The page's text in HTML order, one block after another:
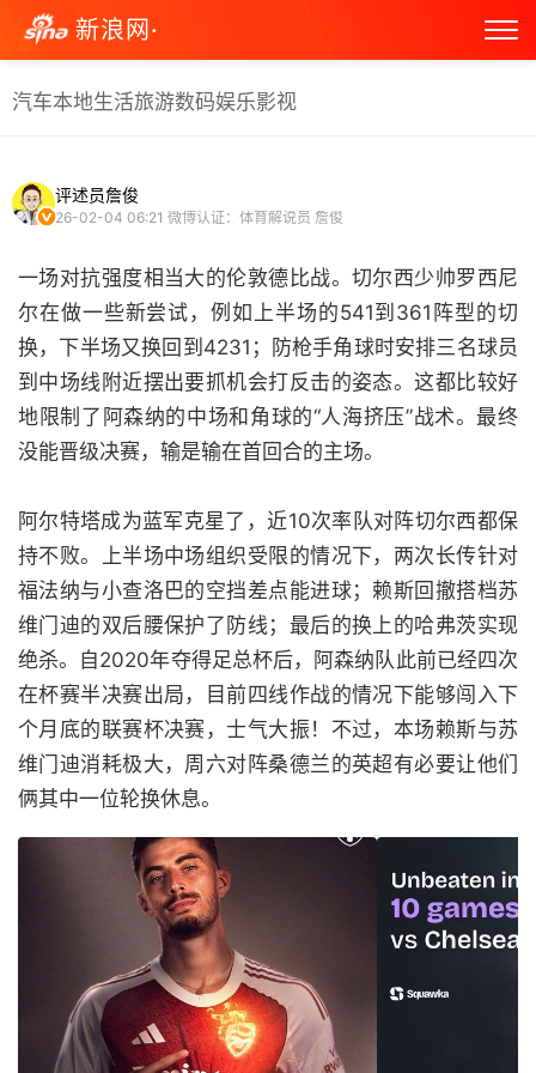
新浪网·
汽车本地生活旅游数码娱乐影视
评述员詹俊
26-02-04 06:21 微博认证：体育解说员 詹俊
一场对抗强度相当大的伦敦德比战。切尔西少帅罗西尼
尔在做一些新尝试，例如上半场的541到361阵型的切
换，下半场又换回到4231；防枪手角球时安排三名球员
到中场线附近摆出要抓机会打反击的姿态。这都比较好
地限制了阿森纳的中场和角球的“人海挤压”战术。最终
没能晋级决赛，输是输在首回合的主场。
阿尔特塔成为蓝军克星了，近10次率队对阵切尔西都保
持不败。上半场中场组织受限的情况下，两次长传针对
福法纳与小查洛巴的空挡差点能进球；赖斯回撤搭档苏
维门迪的双后腰保护了防线；最后的换上的哈弗茨实现
绝杀。自2020年夺得足总杯后，阿森纳队此前已经四次
在杯赛半决赛出局，目前四线作战的情况下能够闯入下
个月底的联赛杯决赛，士气大振！不过，本场赖斯与苏
维门迪消耗极大，周六对阵桑德兰的英超有必要让他们
俩其中一位轮换休息。